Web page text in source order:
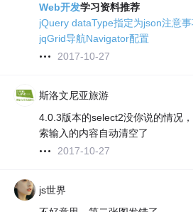
Web开发学习资料推荐
jQuery dataType指定为json注意事
jqGrid导航Navigator配置
2017-10-27
斯洛文尼亚旅游
4.0.3版本的select2没你说的情况
索输入的内容自动清空了
2017-10-27
js世界